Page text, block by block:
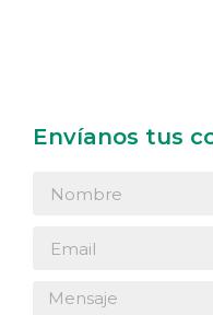
Envíanos tus